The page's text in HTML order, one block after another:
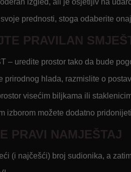
izgled, ali je osjetljiv na
prednosti, stoga odaberite
PRAVILAN
– uredite prostor tako da bude
prirodnog hlada, razmislite o
visećim biljkama ili
izborom možete dodatno
PRAVI NAMJEŠTAJ
(i najčešći) broj sudionika, a